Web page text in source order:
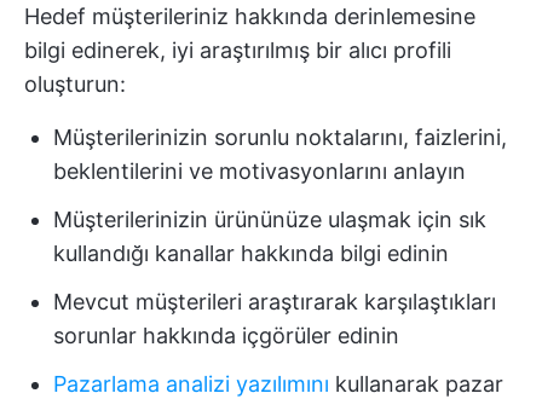
Hedef müşterileriniz hakkında derinlemesine
bilgi edinerek, iyi araştırılmış bir alıcı profili
oluşturun:
Müşterilerinizin sorunlu noktalarını, faizlerini,
beklentilerini ve motivasyonlarını anlayın
Müşterilerinizin ürününüze ulaşmak için sık
kullandığı kanallar hakkında bilgi edinin
Mevcut müşterileri araştırarak karşılaştıkları
sorunlar hakkında içgörüler edinin
Pazarlama analizi yazılımını kullanarak pazar